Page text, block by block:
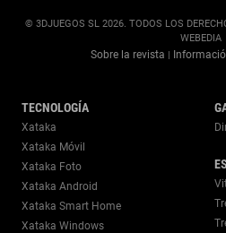
© 3DJUEGOS SL 2026. TODOS LOS
WEBEDIA
Sobre la revista |
TECNOLOGÍA
Xataka
Xataka Móvil
Xataka Foto
Xataka Android
Xataka Smart Home
Xataka Windows